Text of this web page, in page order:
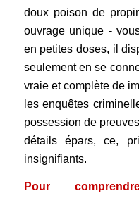
doux poison de
ouvrage unique -
en petites doses, il
seulement en se
vraie et complète de
les enquêtes
possession de
détails épars, ce,
insignifiants.
Pour